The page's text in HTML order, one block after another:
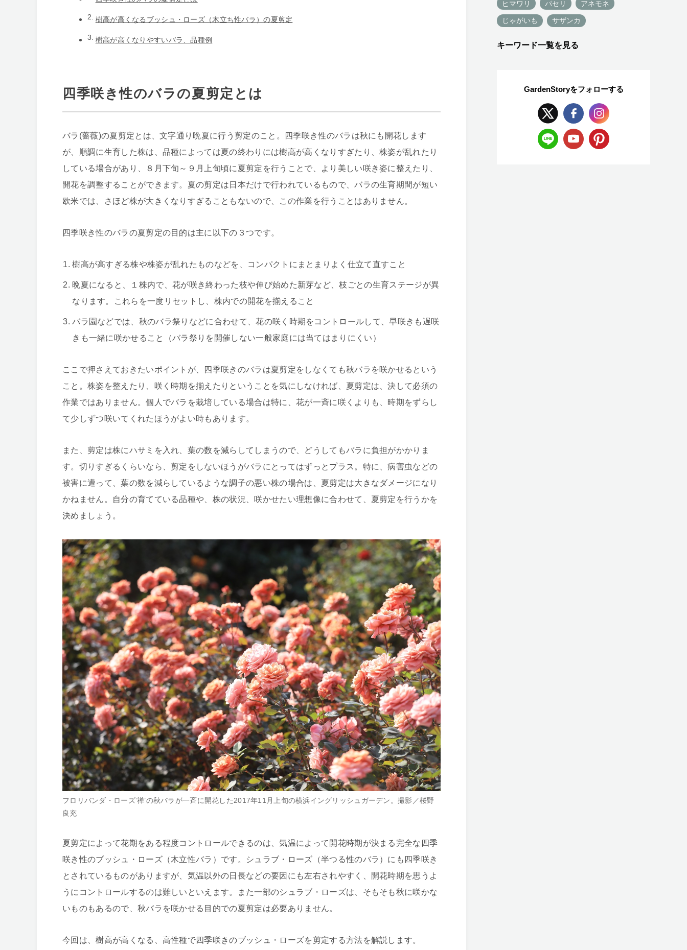
樹高が高くなるブッシュ・ローズ（木立ち性バラ）の夏剪定
樹高が高くなりやすいバラ、品種例
四季咲き性のバラの夏剪定とは
バラ(薔薇)の夏剪定とは、文字通り晩夏に行う剪定のこと。四季咲き性のバラは秋にも開花します
が、順調に生育した株は、品種によっては夏の終わりには樹高が高くなりすぎたり、株姿が乱れたり
している場合があり、８月下旬～９月上旬頃に夏剪定を行うことで、より美しい咲き姿に整えたり、
開花を調整することができます。夏の剪定は日本だけで行われているもので、バラの生育期間が短い
欧米では、さほど株が大きくなりすぎることもないので、この作業を行うことはありません。
四季咲き性のバラの夏剪定の目的は主に以下の３つです。
樹高が高すぎる株や株姿が乱れたものなどを、コンパクトにまとまりよく仕立て直すこと
晩夏になると、１株内で、花が咲き終わった枝や伸び始めた新芽など、枝ごとの生育ステージが異
なります。これらを一度リセットし、株内での開花を揃えること
バラ園などでは、秋のバラ祭りなどに合わせて、花の咲く時期をコントロールして、早咲きも遅咲
きも一緒に咲かせること（バラ祭りを開催しない一般家庭には当てはまりにくい）
ここで押さえておきたいポイントが、四季咲きのバラは夏剪定をしなくても秋バラを咲かせるという
こと。株姿を整えたり、咲く時期を揃えたりということを気にしなければ、夏剪定は、決して必須の
作業ではありません。個人でバラを栽培している場合は特に、花が一斉に咲くよりも、時期をずらし
て少しずつ咲いてくれたほうがよい時もあります。
また、剪定は株にハサミを入れ、葉の数を減らしてしまうので、どうしてもバラに負担がかかりま
す。切りすぎるくらいなら、剪定をしないほうがバラにとってはずっとプラス。特に、病害虫などの
被害に遭って、葉の数を減らしているような調子の悪い株の場合は、夏剪定は大きなダメージになり
かねません。自分の育てている品種や、株の状況、咲かせたい理想像に合わせて、夏剪定を行うかを
決めましょう。
フロリバンダ・ローズ‘禅’の秋バラが一斉に開花した2017年11月上旬の横浜イングリッシュガーデン。撮影／桜野
良充
夏剪定によって花期をある程度コントロールできるのは、気温によって開花時期が決まる完全な四季
咲き性のブッシュ・ローズ（木立性バラ）です。シュラブ・ローズ（半つる性のバラ）にも四季咲き
とされているものがありますが、気温以外の日長などの要因にも左右されやすく、開花時期を思うよ
うにコントロールするのは難しいといえます。また一部のシュラブ・ローズは、そもそも秋に咲かな
いものもあるので、秋バラを咲かせる目的での夏剪定は必要ありません。
今回は、樹高が高くなる、高性種で四季咲きのブッシュ・ローズを剪定する方法を解説します。
ヒマワリ パセリ アネモネ
じゃがいも サザンカ
キーワード一覧を見る
GardenStoryをフォローする